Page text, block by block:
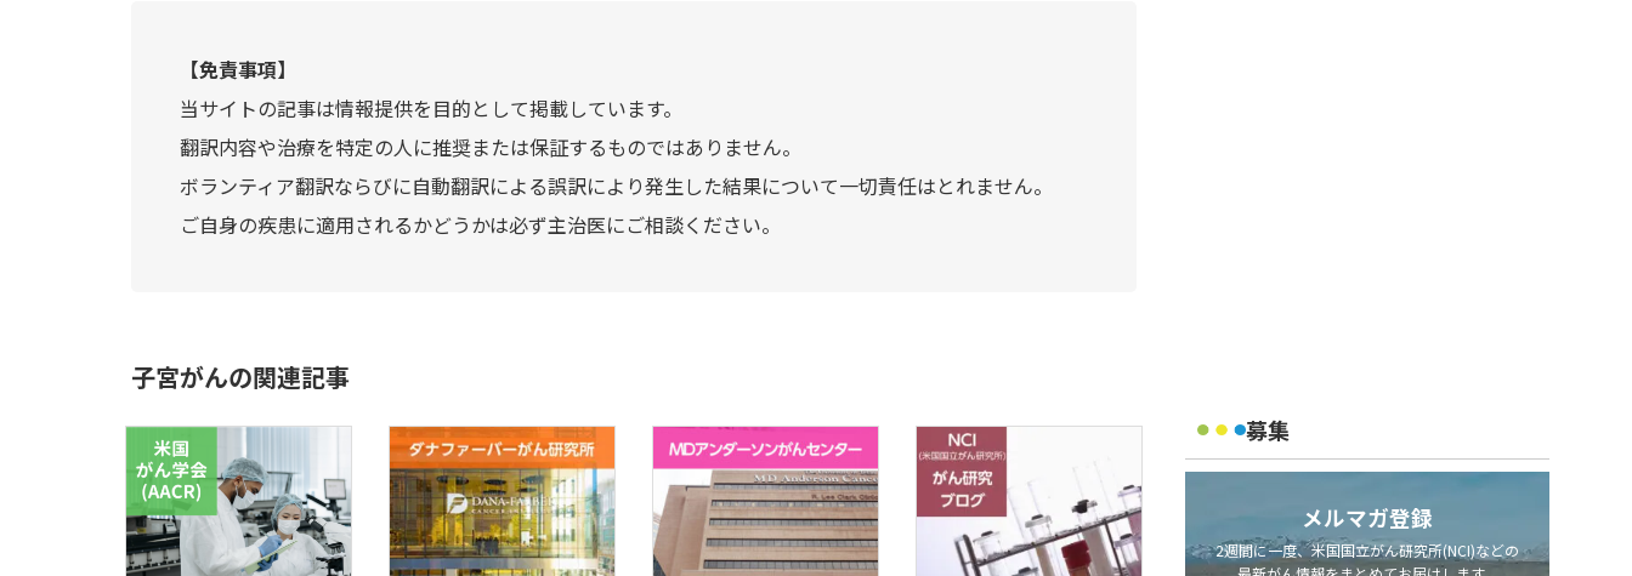
【免責事項】
当サイトの記事は情報提供を目的として掲載しています。
翻訳内容や治療を特定の人に推奨または保証するものではありません。
ボランティア翻訳ならびに自動翻訳による誤訳により発生した結果について一切責任はとれません。
ご自身の疾患に適用されるかどうかは必ず主治医にご相談ください。
子宮がんの関連記事
募集
メルマガ登録
2週間に一度、米国国立がん研究所(NCI)などの